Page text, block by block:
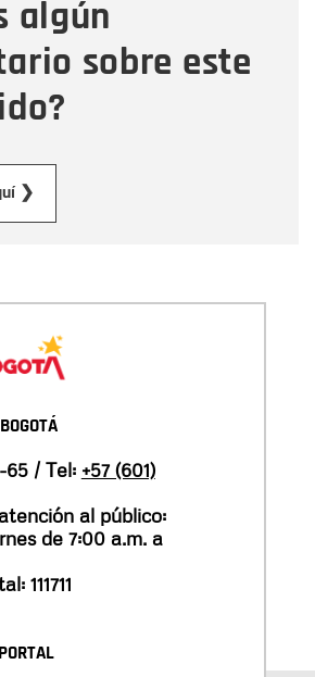
algún
sobre este
❯
65 / Tel: +57 (601)
al público:
de 7:00 a.m. a
111711